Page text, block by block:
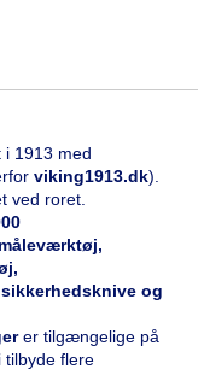
i 1913 med
viking1913.dk).
ved roret.
og
rer tilgængelige på
tilbyde flere